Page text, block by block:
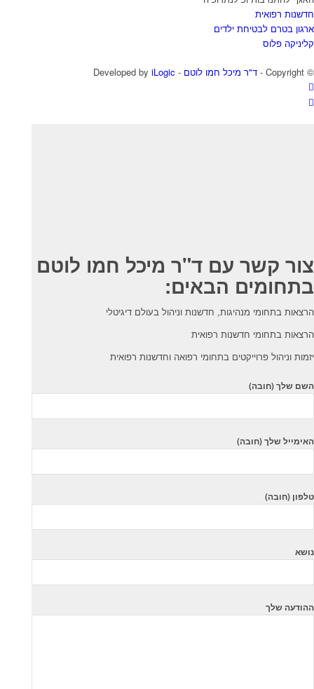
חדשנות רפואית
ארגון בטרם לבטיחת ילדים
קליניקה פלוס
© ‫Copyright - ד"ר מיכל חמו לוטם - Developed by
iLogic
צור קשר עם ד"ר מיכל חמו לוטם
בתחומים הבאים:
הרצאות בתחומי מנהיגות, חדשנות וניהול בעולם דיגיטלי
הרצאות בתחומי חדשנות רפואית
יזמות וניהול פרוייקטים בתחומי רפואה וחדשנות רפואית
השם שלך (חובה)
האימייל שלך (חובה)
טלפון (חובה)
נושא
ההודעה שלך